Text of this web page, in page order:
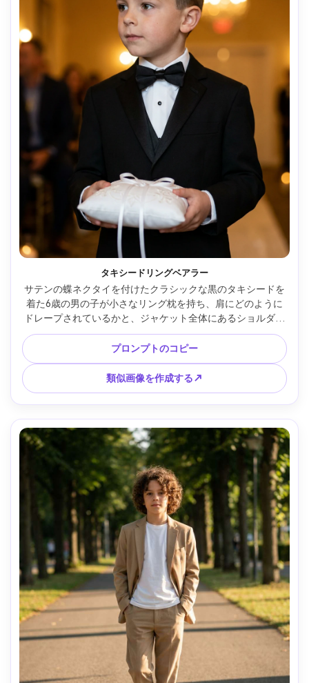
タキシードリングベアラー
サテンの蝶ネクタイを付けたクラシックな黒のタキシードを
着た6歳の男の子が小さなリング枕を持ち、肩にどのように
ドレープされているかと、ジャケット全体にあるショルダー
フィットのチェックを強調しています。設定：結婚式場の通
路、暖かい金色の室内照明、Nikon Z6II 85mm、浅い被写界
深度、鋭い目、フォトリアルな肌質感、フレームに自然にド
レープされた衣服 --ar 4:5
プロンプトのコピー
類似画像を作成する↗